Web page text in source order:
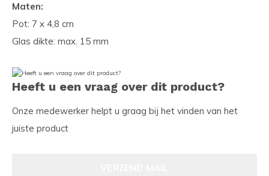
Maten:
Pot: 7 x 4,8 cm
Glas dikte: max. 15 mm
Heeft u een vraag over dit product?
Onze medewerker helpt u graag bij het vinden van het
juiste product